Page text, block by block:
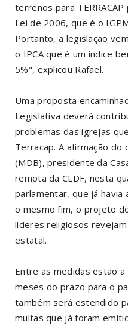
terrenos para
Lei de 2006, que é o
Portanto, a legislação
o IPCA que é um índice
5%", explicou Rafael.
Uma proposta
Legislativa deverá
problemas das igrejas
Terracap. A afirmação do
(MDB), presidente da
remota da CLDF, nesta
parlamentar, que já
o mesmo fim, o projeto
líderes religiosos
estatal.
Entre as medidas estão
meses do prazo para o
também será estendido
multas que já foram